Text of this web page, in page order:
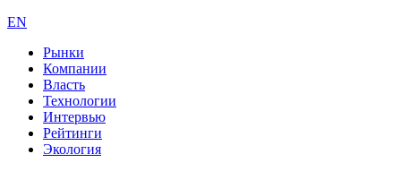
EN
Рынки
Компании
Власть
Технологии
Интервью
Рейтинги
Экология